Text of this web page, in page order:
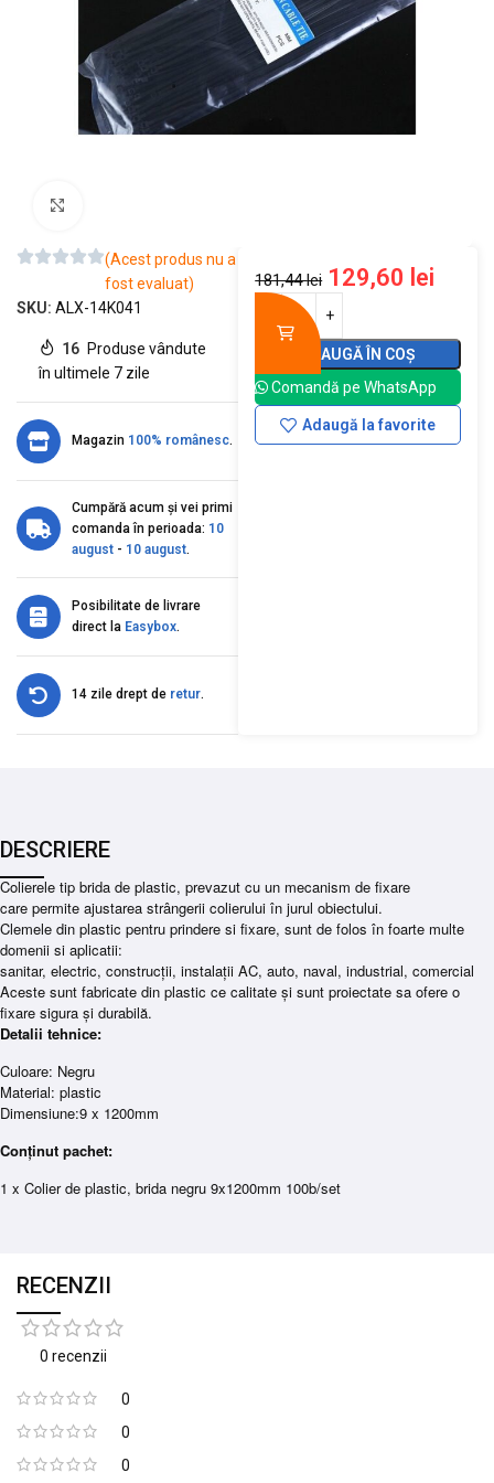
(Acest produs nu a
fost evaluat)
SKU: ALX-14K041
16 Produse vândute
în ultimele 7 zile
Magazin 100% românesc.
Cumpără acum și vei primi
comanda în perioada: 10
august - 10 august.
Posibilitate de livrare
direct la Easybox.
14 zile drept de retur.
181,44lei 129,60 lei
ADAUGĂ ÎN COȘ
Comandă pe WhatsApp
Adaugă la favorite
DESCRIERE
Colierele tip brida de plastic, prevazut cu un mecanism de fixare
care permite ajustarea strângerii colierului în jurul obiectului.
Clemele din plastic pentru prindere si fixare, sunt de folos în foarte multe
domenii si aplicatii:
sanitar, electric, construcții, instalații AC, auto, naval, industrial, comercial
Aceste sunt fabricate din plastic ce calitate și sunt proiectate sa ofere o
fixare sigura și durabilă.
Detalii tehnice:
Culoare: Negru
Material: plastic
Dimensiune:9 x 1200mm
Conținut pachet:
1 x Colier de plastic, brida negru 9x1200mm 100b/set
RECENZII
0 recenzii
0
0
0